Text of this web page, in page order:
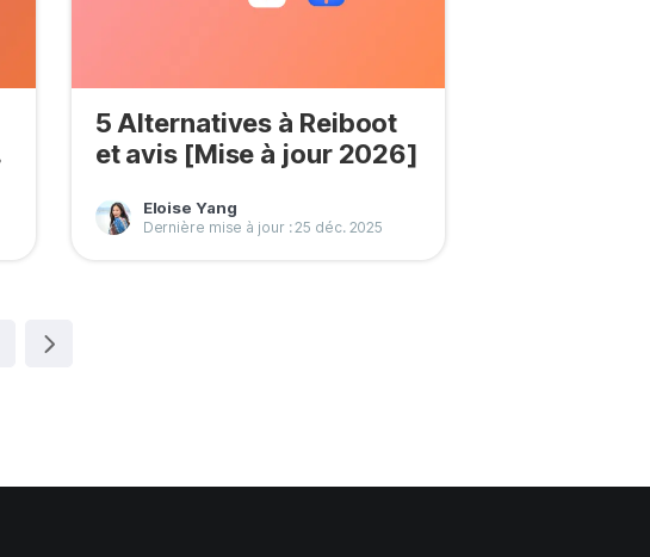
5 Alternatives à Reiboot
et avis [Mise à jour 2026]
Eloise Yang
Dernière mise à jour : 25 déc. 2025